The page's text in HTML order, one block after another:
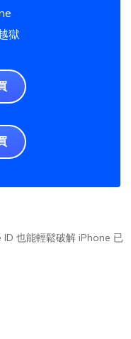
獄
也能輕鬆破解 iPhone 已